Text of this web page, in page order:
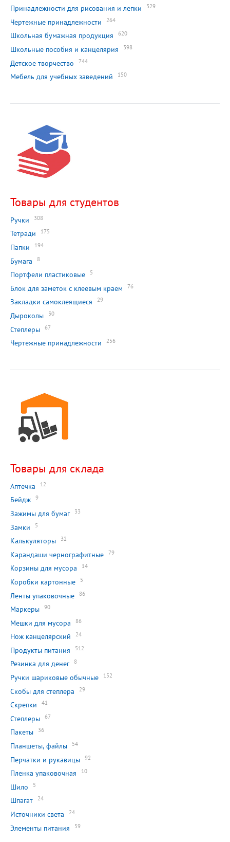
Принадлежности для рисования и лепки 329
Чертежные принадлежности 264
Школьная бумажная продукция 620
Школьные пособия и канцелярия 398
Детское творчество 744
Мебель для учебных заведений 150
Товары для студентов
Ручки 308
Тетради 175
Папки 194
Бумага 8
Портфели пластиковые 5
Блок для заметок с клеевым краем 76
Закладки самоклеящиеся 29
Дыроколы 30
Степлеры 67
Чертежные принадлежности 256
Товары для склада
Аптечка 12
Бейдж 9
Зажимы для бумаг 33
Замки 5
Калькуляторы 32
Карандаши чернографитные 79
Корзины для мусора 14
Коробки картонные 5
Ленты упаковочные 86
Маркеры 90
Мешки для мусора 86
Нож канцелярский 24
Продукты питания 512
Резинка для денег 8
Ручки шариковые обычные 152
Скобы для степлера 29
Скрепки 41
Степлеры 67
Пакеты 36
Планшеты, файлы 54
Перчатки и рукавицы 92
Пленка упаковочная 10
Шило 5
Шпагат 24
Источники света 24
Элементы питания 59